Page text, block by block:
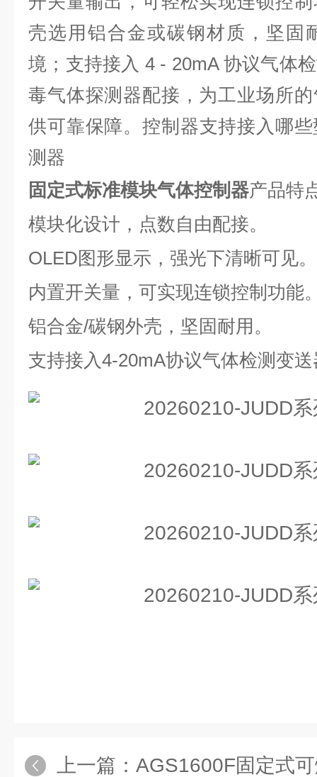
壳选用铝合金或碳钢材质，坚固
境；支持接入 4 - 20mA 协议气体
毒气体探测器配接，为工业场所
供可靠保障。 控制器支持接入哪
测器
固定式标准模块气体控制器产品特
模块化设计，点数自由配接。
OLED图形显示，强光下清晰可见。
内置开关量，可实现连锁控制功能
铝合金/碳钢外壳，坚固耐用。
支持接入4-20mA协议气体检测变
上一篇： AGS1600F固定式